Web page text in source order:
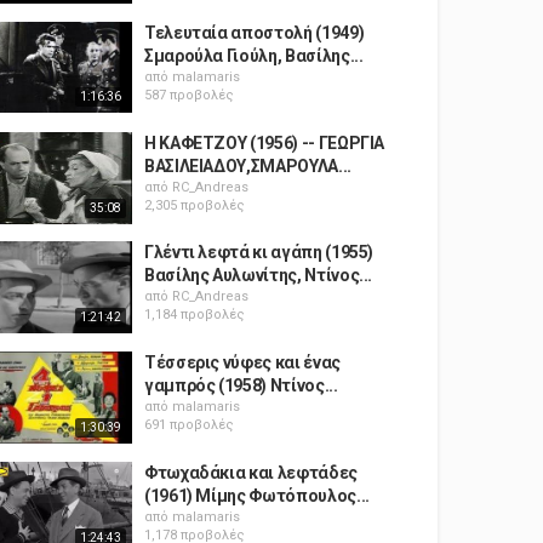
1:16:36
Τελευταία αποστολή (1949)
Σμαρούλα Γιούλη, Βασίλης...
από malamaris
587 προβολές
35:08
Η ΚΑΦΕΤΖΟΥ (1956) -- ΓΕΩΡΓΙΑ
ΒΑΣΙΛΕΙΑΔΟΥ,ΣΜΑΡΟΥΛΑ...
από RC_Andreas
2,305 προβολές
1:21:42
Γλέντι λεφτά κι αγάπη (1955)
Βασίλης Αυλωνίτης, Ντίνος...
από RC_Andreas
1,184 προβολές
1:30:39
Τέσσερις νύφες και ένας
γαμπρός (1958) Ντίνος...
από malamaris
691 προβολές
1:24:43
Φτωχαδάκια και λεφτάδες
(1961) Μίμης Φωτόπουλος...
από malamaris
1,178 προβολές